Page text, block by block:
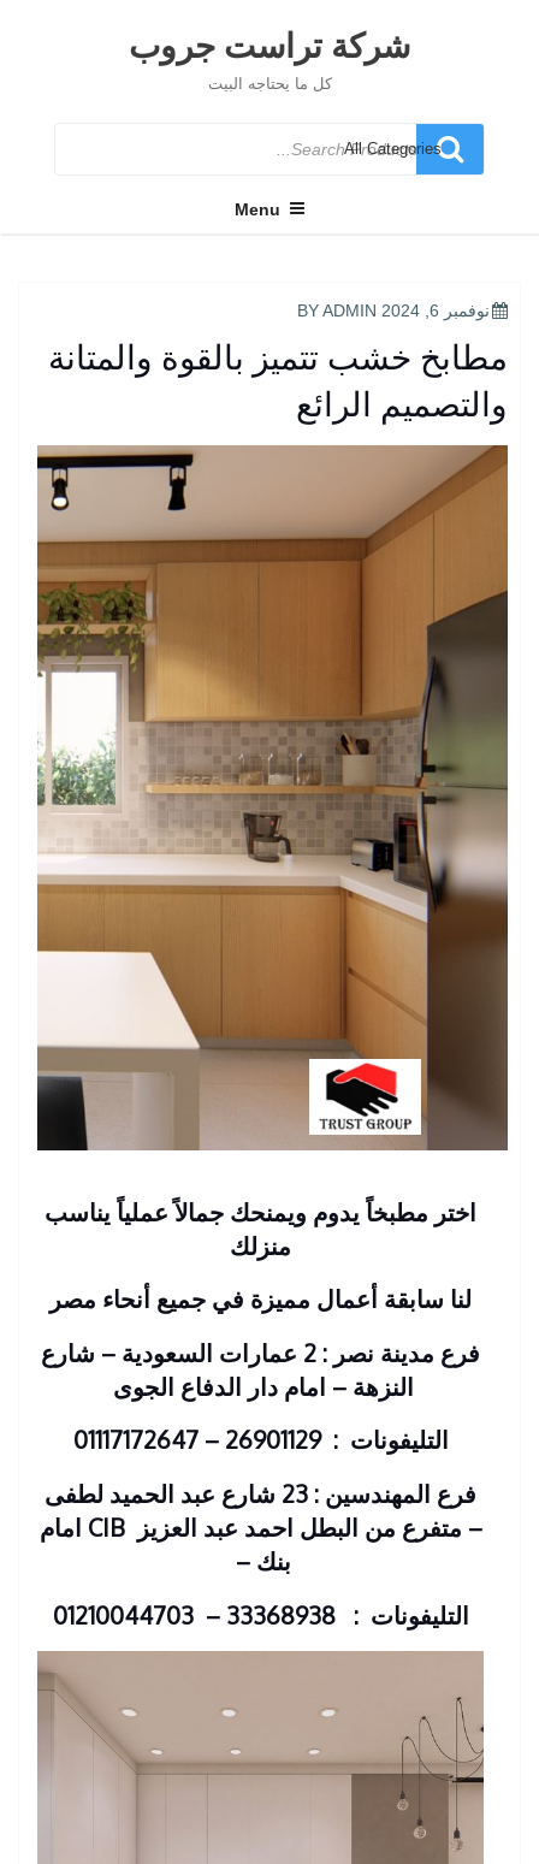
شركة تراست جروب
كل ما يحتاجه البيت
Search
for
Menu
POSTED
نوفمبر 6, 2024 ADMIN
مطابخ خشب تتميز بالقوة والمتانة
والتصميم الرائع
اختر مطبخاً يدوم ويمنحك جمالاً عملياً يناسب
منزلك
لنا سابقة أعمال مميزة في جميع أنحاء مصر
فرع مدينة نصر : 2 عمارات السعودية – شارع
النزهة – امام دار الدفاع الجوى
التليفونات : 26901129 – 01117172647
فرع المهندسين : 23 شارع عبد الحميد لطفى
– متفرع من البطل احمد عبد العزيز
CIB امام
بنك –
التليفونات : 33368938 – 01210044703